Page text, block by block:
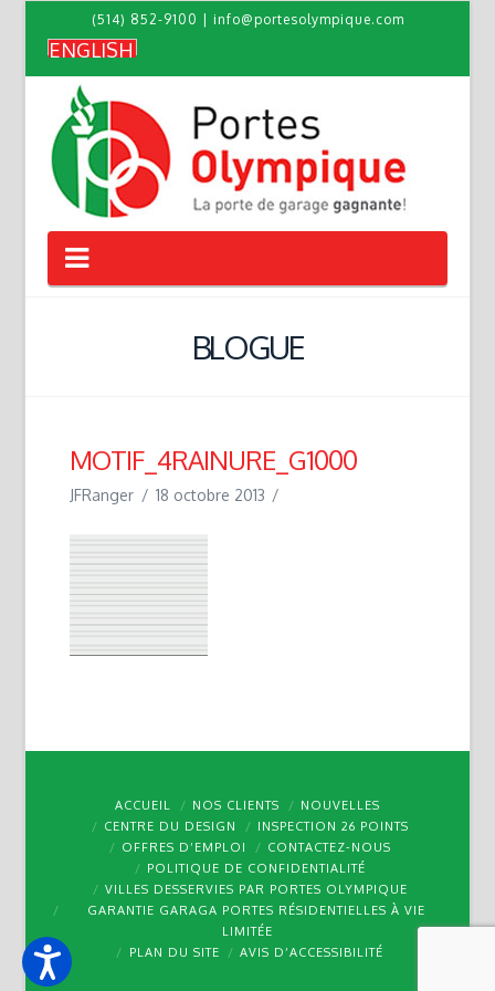
(514) 852-9100 info@portesolympique.com
ENGLISH
Navigation
BLOGUE
MOTIF_4RAINURE_G1000
JFRanger 18 octobre 2013
ACCUEIL NOS CLIENTS
NOUVELLES
CENTRE DU DESIGN
INSPECTION 26 POINTS
OFFRES D’EMPLOI
CONTACTEZ-NOUS
POLITIQUE DE CONFIDENTIALITÉ
VILLES DESSERVIES PAR PORTES OLYMPIQUE
GARANTIE GARAGA PORTES RÉSIDENTIELLES À VIE
LIMITÉE
PLAN DU SITE
AVIS D’ACCESSIBILITÉ